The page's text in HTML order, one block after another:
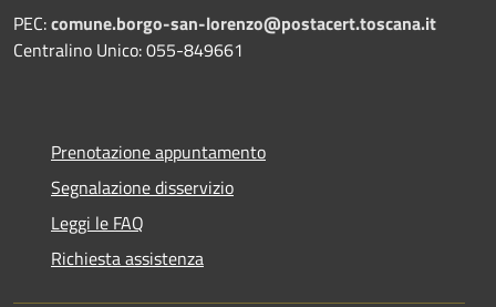
PEC:comune.borgo-san-lorenzo@postacert.toscana.it
Centralino Unico: 055-849661
Prenotazione appuntamento
Segnalazione disservizio
Leggi le FAQ
Richiesta assistenza